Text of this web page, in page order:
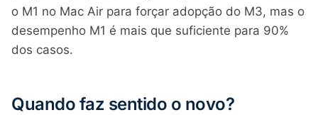
o M1 no Mac Air para forçar adopção do M3, mas o
desempenho M1 é mais que suficiente para 90%
dos casos.
Quando faz sentido o novo?